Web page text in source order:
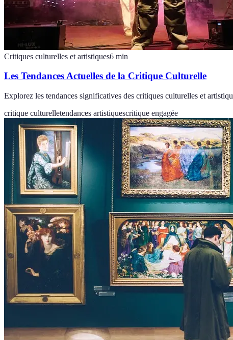
Critiques culturelles et artistiques6 min
Les Tendances Actuelles de la Critique Culturelle
Explorez les tendances significatives des critiques culturelles et
critique culturelletendances artistiquescritique engagée